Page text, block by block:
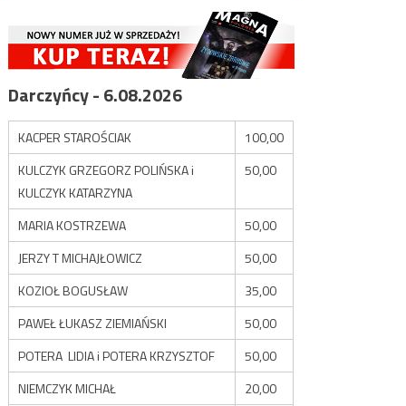
Darczyńcy - 6.08.2026
KACPER STAROŚCIAK
100,00
KULCZYK GRZEGORZ POLIŃSKA i
KULCZYK KATARZYNA
50,00
MARIA KOSTRZEWA
50,00
JERZY T MICHAJŁOWICZ
50,00
KOZIOŁ BOGUSŁAW
35,00
PAWEŁ ŁUKASZ ZIEMIAŃSKI
50,00
POTERA LIDIA i POTERA KRZYSZTOF
50,00
NIEMCZYK MICHAŁ
20,00